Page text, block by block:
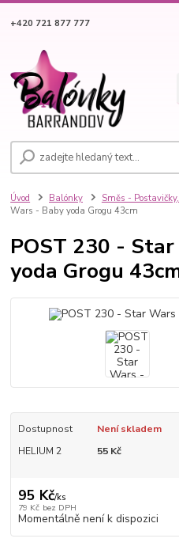
+420 721 877 777
Úvod Balónky Směs -
Wars - Baby yoda Grogu 43cm
POST 230 -
yoda Grogu
Dostupnost
Není skladem
HELIUM 2
55 Kč
95 Kč/ks
79 Kč bez DPH
Momentálně není k dispozici